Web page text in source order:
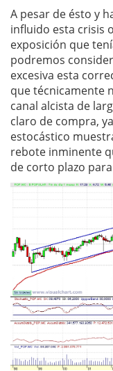
A pesar de ésto y
influido esta crisis
exposición que
podremos
excesiva esta
que técnicamente
canal alcista de
claro de compra,
estocástico
rebote inminente
de corto plazo